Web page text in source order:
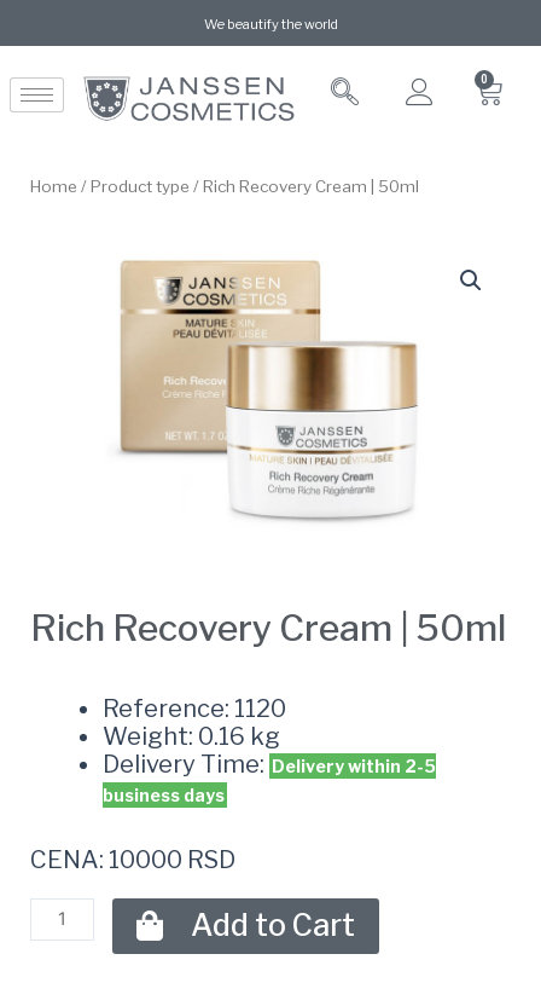
We beautify the world
0
Home /Product type / Rich Recovery Cream | 50ml
Rich Recovery Cream | 50ml
Reference: 1120
Weight: 0.16 kg
Delivery Time: Delivery within 2-5
business days
CENA: 10000 RSD
Add to Cart